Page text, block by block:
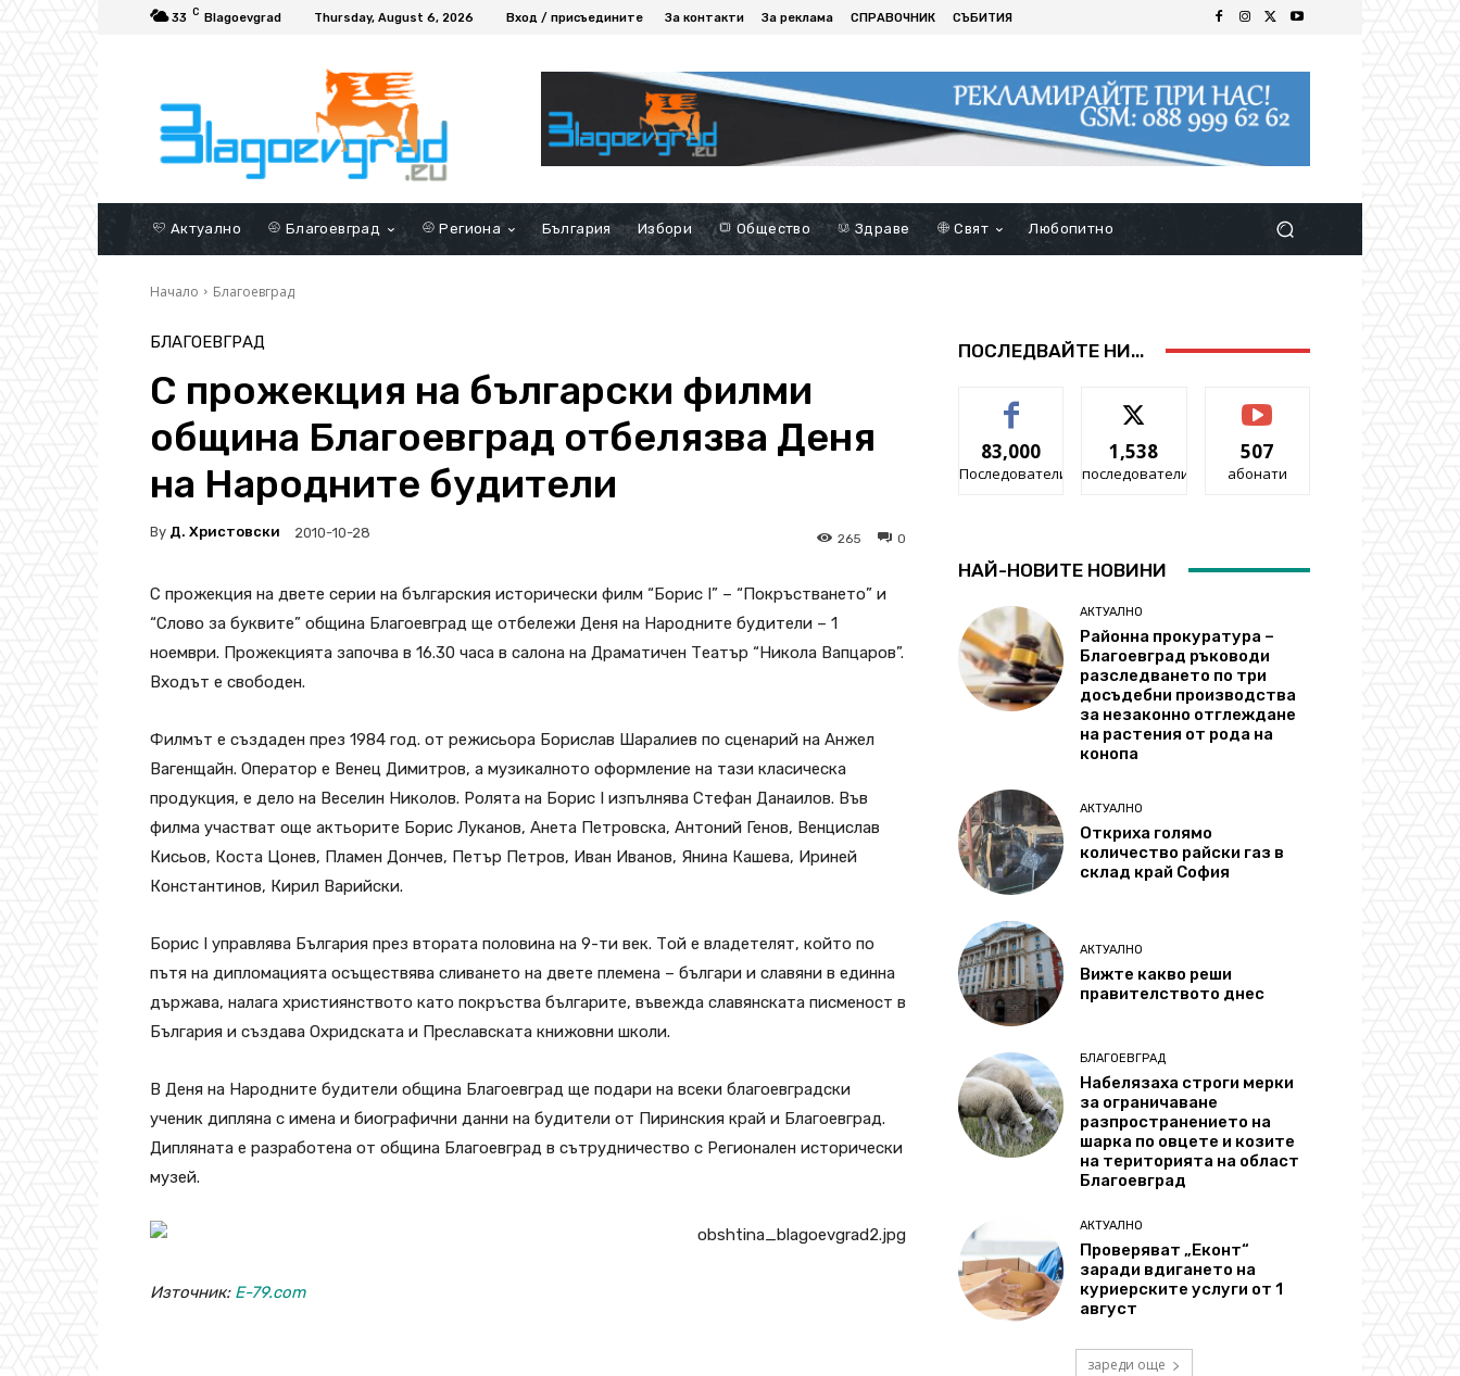
33 C Blagoevgrad Thursday, August 6, 2026 Вход / присъедините За контакти За реклама СПРАВОЧНИК СЪБИТИЯ
Актуално Благоевград Региона България Избори Общество Здраве Свят Любопитно
Начало Благоевград
БЛАГОЕВГРАД
С прожекция на български филми
община Благоевград отбелязва Деня
на Народните будители
By Д. Христовски 2010-10-28 0
265
С прожекция на двете серии на българския исторически филм “Борис І” – “Покръстването” и
“Слово за буквите” община Благоевград ще отбележи Деня на Народните будители – 1
ноември. Прожекцията започва в 16.30 часа в салона на Драматичен Театър “Никола Вапцаров”.
Входът е свободен.
Филмът е създаден през 1984 год. от режисьора Борислав Шаралиев по сценарий на Анжел
Вагенщайн. Оператор е Венец Димитров, а музикалното оформление на тази класическа
продукция, е дело на Веселин Николов. Ролята на Борис І изпълнява Стефан Данаилов. Във
филма участват още актьорите Борис Луканов, Анета Петровска, Антоний Генов, Венцислав
Кисьов, Коста Цонев, Пламен Дончев, Петър Петров, Иван Иванов, Янина Кашева, Ириней
Константинов, Кирил Варийски.
Борис І управлява България през втората половина на 9-ти век. Той е владетелят, който по
пътя на дипломацията осъществява сливането на двете племена – българи и славяни в единна
държава, налага християнството като покръства българите, въвежда славянската писменост в
България и създава Охридската и Преславската книжовни школи.
В Деня на Народните будители община Благоевград ще подари на всеки благоевградски
ученик дипляна с имена и биографични данни на будители от Пиринския край и Благоевград.
Дипляната е разработена от община Благоевград в сътрудничество с Регионален исторически
музей.
Източник: E-79.com
ПОСЛЕДВАЙТЕ НИ...
83,000
Последователи
1,538
последователи
507
абонати
НАЙ-НОВИТЕ НОВИНИ
АКТУАЛНО
Районна прокуратура –
Благоевград ръководи
разследването по три
досъдебни производства
за незаконно отглеждане
на растения от рода на
конопа
АКТУАЛНО
Откриха голямо
количество райски газ в
склад край София
АКТУАЛНО
Вижте какво реши
правителството днес
БЛАГОЕВГРАД
Набелязаха строги мерки
за ограничаване
разпространението на
шарка по овцете и козите
на територията на област
Благоевград
АКТУАЛНО
Проверяват „Еконт“
заради вдигането на
куриерските услуги от 1
август
зареди още